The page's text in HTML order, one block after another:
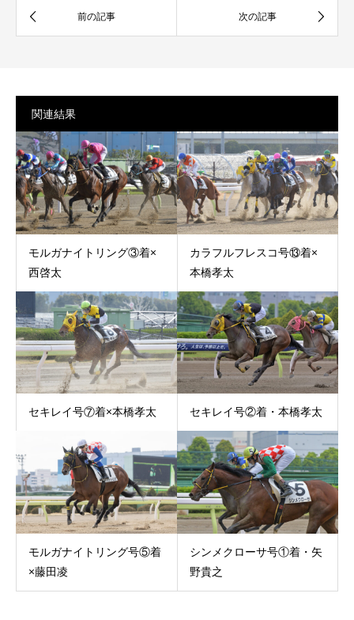
関連結果
モルガナイトリング③着×
西啓太
カラフルフレスコ号⑬着×
本橋孝太
セキレイ号⑦着×本橋孝太 セキレイ号②着・本橋孝太
モルガナイトリング号⑤着
×藤田凌
シンメクローサ号①着・矢
野貴之